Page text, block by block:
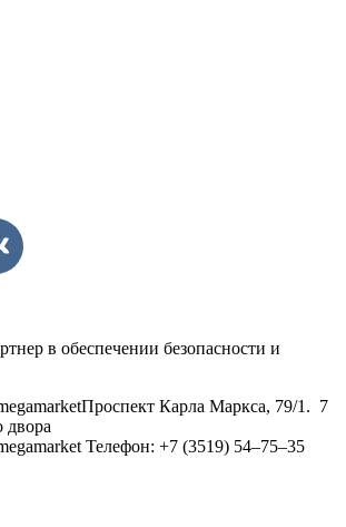
в обеспечении безопасности и
​Проспект Карла Маркса, 79/1. 7
двора
Телефон: +7 (3519) 54‒75‒35